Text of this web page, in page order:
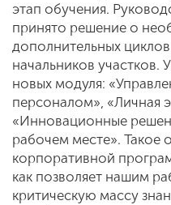
этап обучения.
принято решение о
дополнительных
начальников
новых модуля:
персоналом», «Личная
«Инновационные
рабочем месте». Такое
корпоративной
как позволяет нашим
критическую массу